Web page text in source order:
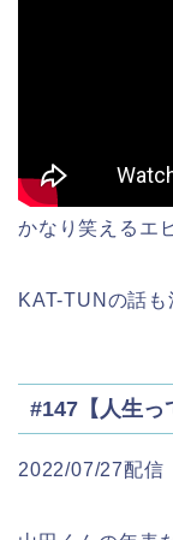
かなり笑えるエ
KAT-TUNの話も
#147【人生っ
2022/07/27配信